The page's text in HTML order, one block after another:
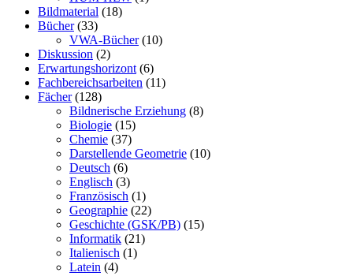
Bildmaterial (18)
Bücher(33)
VWA-Bücher(10)
Diskussion (2)
Erwartungshorizont (6)
Fachbereichsarbeiten (11)
Fächer(128)
Bildnerische Erziehung (8)
Biologie (15)
Chemie (37)
Darstellende Geometrie (10)
Deutsch (6)
Englisch (3)
Französisch (1)
Geographie (22)
Geschichte (GSK/PB) (15)
Informatik (21)
Italienisch (1)
Latein (4)